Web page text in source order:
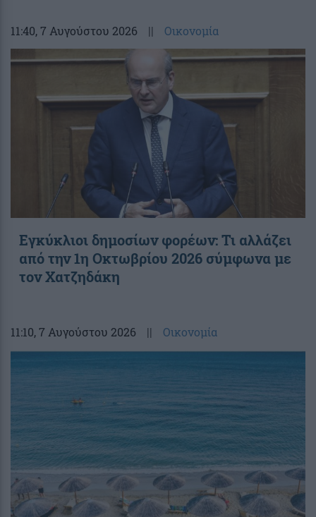
11:40, 7 Αυγούστου 2026 || Οικονομία
Εγκύκλιοι δημοσίων φορέων: Τι αλλάζει
από την 1η Οκτωβρίου 2026 σύμφωνα με
τον Χατζηδάκη
11:10, 7 Αυγούστου 2026 || Οικονομία